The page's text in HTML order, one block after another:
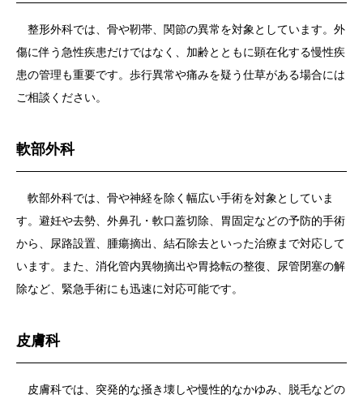
整形外科では、骨や靭帯、関節の異常を対象としています。外
傷に伴う急性疾患だけではなく、加齢とともに顕在化する慢性疾
患の管理も重要です。歩行異常や痛みを疑う仕草がある場合には
ご相談ください。
軟部外科
軟部外科では、骨や神経を除く幅広い手術を対象としていま
す。避妊や去勢、外鼻孔・軟口蓋切除、胃固定などの予防的手術
から、尿路設置、腫瘍摘出、結石除去といった治療まで対応して
います。また、消化管内異物摘出や胃捻転の整復、尿管閉塞の解
除など、緊急手術にも迅速に対応可能です。
皮膚科
皮膚科では、突発的な掻き壊しや慢性的なかゆみ、脱毛などの